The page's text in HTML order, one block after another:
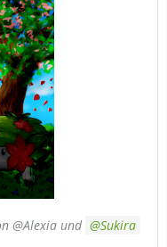
@Alexia und Sukira